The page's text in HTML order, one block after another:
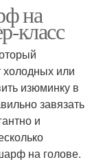
на
класс
холодных или
изюминку в
завязать
и
на голове.